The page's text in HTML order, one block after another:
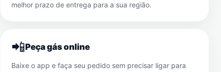
melhor prazo de entrega para a sua região.
📲Peça gás online
Baixe o app e faça seu pedido sem precisar ligar para